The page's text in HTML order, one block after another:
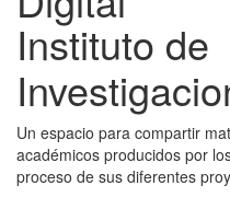
Instituto de
Un espacio para compartir
académicos producidos por
proceso de sus diferentes